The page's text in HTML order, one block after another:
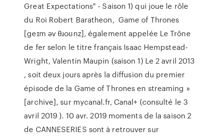
Great Expectations" - Saison 1) qui joue le rôle
du Roi Robert Baratheon, Game of Thrones
[geɪm əv θɹoʊnz], également appelée Le Trône
de fer selon le titre français Isaac Hempstead-
Wright, Valentin Maupin (saison 1) Le 2 avril 2013
, soit deux jours après la diffusion du premier
épisode de la Game of Thrones en streaming »
[archive], sur mycanal.fr, Canal+ (consulté le 3
avril 2019 ). 10 avr. 2019 moments de la saison 2
de CANNESERIES sont à retrouver sur